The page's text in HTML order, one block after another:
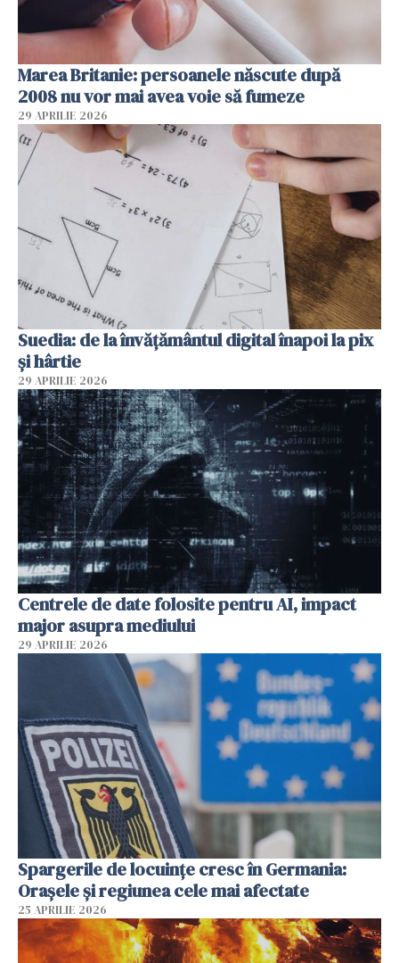
Marea Britanie: persoanele născute după
2008 nu vor mai avea voie să fumeze
29 APRILIE 2026
Suedia: de la învățământul digital înapoi la pix
și hârtie
29 APRILIE 2026
Centrele de date folosite pentru AI, impact
major asupra mediului
29 APRILIE 2026
Spargerile de locuințe cresc în Germania:
Orașele și regiunea cele mai afectate
25 APRILIE 2026